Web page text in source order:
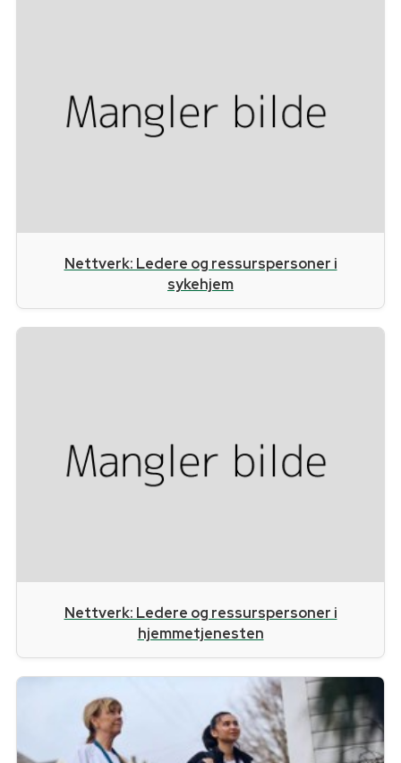
Nettverk: Ledere og ressurspersoner i
sykehjem
Nettverk: Ledere og ressurspersoner i
hjemmetjenesten